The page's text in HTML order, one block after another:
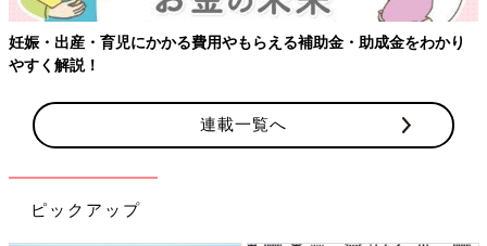
妊娠・出産・育児にかかる費用やもらえる補助金・助成金をわかり
やすく解説！
連載一覧へ
ピックアップ